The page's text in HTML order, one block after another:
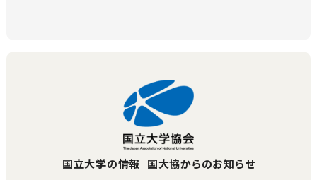
国立大学の情報
国大協からのお知らせ